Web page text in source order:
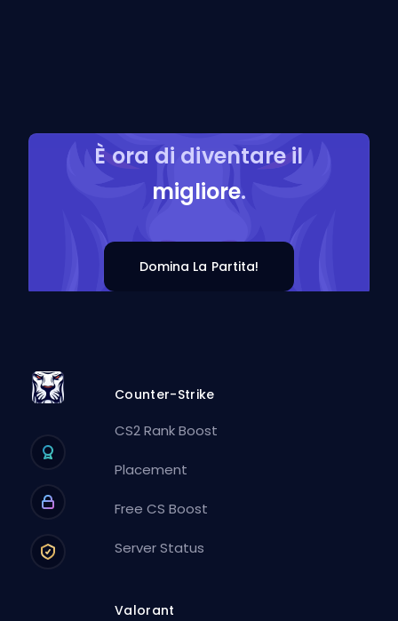
È ora di diventare il
migliore.
Domina La Partita!
Counter-Strike
CS2 Rank Boost
Placement
Free CS Boost
Server Status
Valorant